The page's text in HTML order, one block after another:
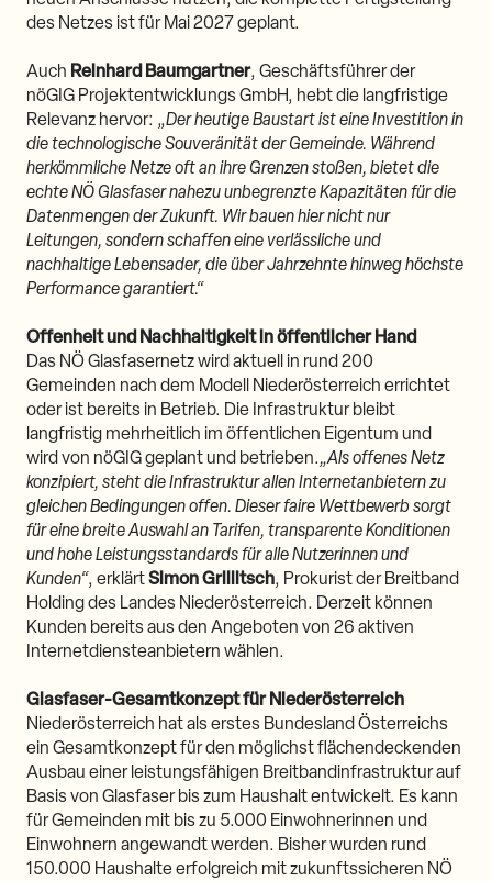
des Netzes ist für Mai 2027 geplant.
Auch Reinhard Baumgartner, Geschäftsführer der
nöGIG Projektentwicklungs GmbH, hebt die langfristige
Relevanz hervor: „Der heutige Baustart ist eine Investition in
die technologische Souveränität der Gemeinde. Während
herkömmliche Netze oft an ihre Grenzen stoßen, bietet die
echte NÖ Glasfaser nahezu unbegrenzte Kapazitäten für die
Datenmengen der Zukunft. Wir bauen hier nicht nur
Leitungen, sondern schaffen eine verlässliche und
nachhaltige Lebensader, die über Jahrzehnte hinweg höchste
Performance garantiert.“
Offenheit und Nachhaltigkeit in öffentlicher Hand
Das NÖ Glasfasernetz wird aktuell in rund 200
Gemeinden nach dem Modell Niederösterreich errichtet
oder ist bereits in Betrieb. Die Infrastruktur bleibt
langfristig mehrheitlich im öffentlichen Eigentum und
wird von nöGIG geplant und betrieben.„Als offenes Netz
konzipiert, steht die Infrastruktur allen Internetanbietern zu
gleichen Bedingungen offen. Dieser faire Wettbewerb sorgt
für eine breite Auswahl an Tarifen, transparente Konditionen
und hohe Leistungsstandards für alle Nutzerinnen und
Kunden“, erklärtSimon Grillitsch, Prokurist der Breitband
Holding des Landes Niederösterreich. Derzeit können
Kunden bereits aus den Angeboten von 26 aktiven
Internetdiensteanbietern wählen.
Glasfaser-Gesamtkonzept für Niederösterreich
Niederösterreich hat als erstes Bundesland Österreichs
ein Gesamtkonzept für den möglichst flächendeckenden
Ausbau einer leistungsfähigen Breitbandinfrastruktur auf
Basis von Glasfaser bis zum Haushalt entwickelt. Es kann
für Gemeinden mit bis zu 5.000 Einwohnerinnen und
Einwohnern angewandt werden. Bisher wurden rund
150.000 Haushalte erfolgreich mit zukunftssicheren NÖ